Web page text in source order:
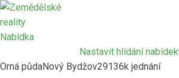
Nabídka
Nastavit hlídání nabídek
Orná půdaNový Bydžov29136k jednání